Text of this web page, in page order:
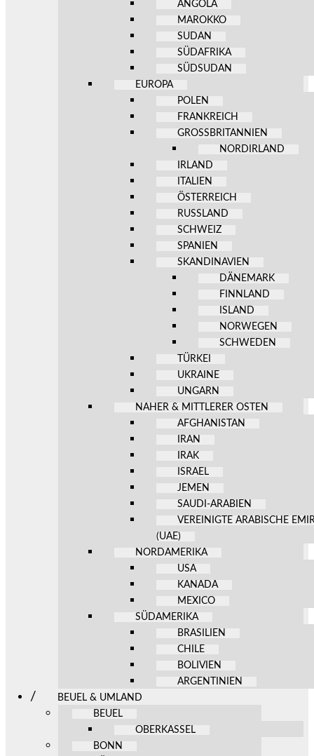
ANGOLA
MAROKKO
SUDAN
SÜDAFRIKA
SÜDSUDAN
EUROPA
POLEN
FRANKREICH
GROSSBRITANNIEN
NORDIRLAND
IRLAND
ITALIEN
ÖSTERREICH
RUSSLAND
SCHWEIZ
SPANIEN
SKANDINAVIEN
DÄNEMARK
FINNLAND
ISLAND
NORWEGEN
SCHWEDEN
TÜRKEI
UKRAINE
UNGARN
NAHER & MITTLERER OSTEN
AFGHANISTAN
IRAN
IRAK
ISRAEL
JEMEN
SAUDI-ARABIEN
VEREINIGTE ARABISCHE
(UAE)
NORDAMERIKA
USA
KANADA
MEXICO
SÜDAMERIKA
BRASILIEN
CHILE
BOLIVIEN
ARGENTINIEN
BEUEL & UMLAND
BEUEL
OBERKASSEL
BONN